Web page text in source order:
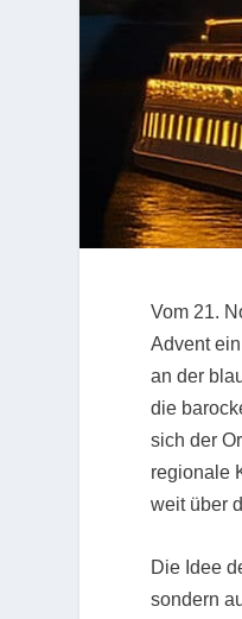
Vom 21.
Advent
an der
die
sich der
regionale
weit über
Die Idee
sondern